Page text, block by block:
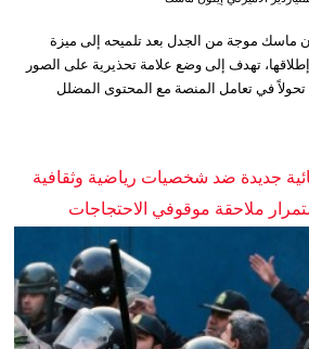
ماسك موجة من الجدل بعد تلميحه إلى ميزة
تهدف إلى وضع علامة تحذيرية على الصور
في تعامل المنصة مع المحتوى المضلل
جديدة ضد شخصيات رياضية وثقافية
ملاحقة موقوفي الاحتجاجات